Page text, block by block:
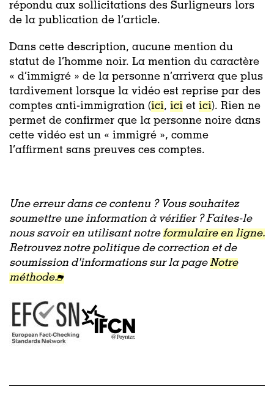
répondu aux sollicitations des Surligneurs lors
de la publication de l’article.
Dans cette description, aucune mention du
statut de l’homme noir. La mention du caractère
« d’immigré » de la personne n’arrivera que plus
tardivement lorsque la vidéo est reprise par des
comptes anti-immigration (ici, ici et ici). Rien ne
permet de confirmer que la personne noire dans
cette vidéo est un « immigré », comme
l’affirment sans preuves ces comptes.
Une erreur dans ce contenu ? Vous souhaitez
soumettre une information à vérifier ? Faites-le
nous savoir en utilisant notreformulaire en ligne.
Retrouvez notre politique de correction et de
soumission d'informations sur la pageNotre
méthode.